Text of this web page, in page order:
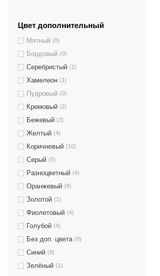
Цвет дополнительный
Мятный (0)
Бордовый (0)
Серебристый (1)
Хамелеон (1)
Пудровый (0)
Кремовый (2)
Бежевый (3)
Желтый (4)
Коричневый (10)
Серый (5)
Разноцветный (4)
Оранжевый (8)
Золотой (1)
Фиолетовый (4)
Голубой (4)
Без доп. цвета (8)
Синий (9)
Зелёный (1)